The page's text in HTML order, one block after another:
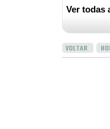
Ver todas